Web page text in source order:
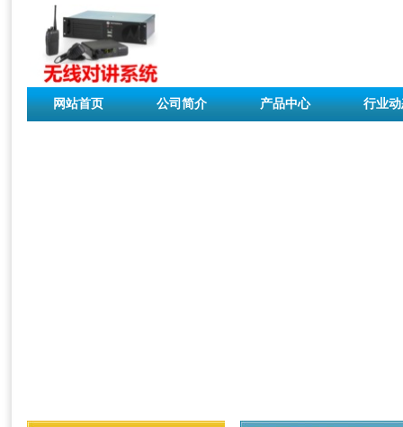
网站首页 公司简介 产品中心 行业